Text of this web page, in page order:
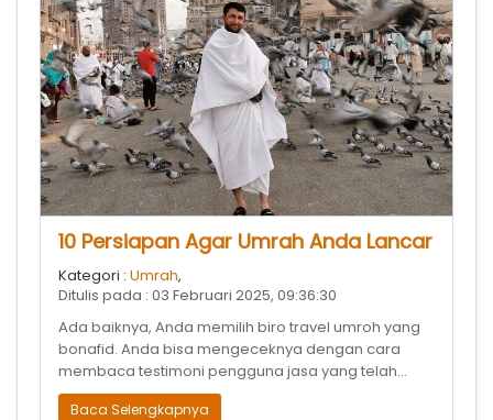
10 Persiapan Agar Umrah Anda Lancar
Kategori : Umrah,
Ditulis pada : 03 Februari 2025, 09:36:30
Ada baiknya, Anda memilih biro travel umroh yang
bonafid. Anda bisa mengeceknya dengan cara
membaca testimoni pengguna jasa yang telah
diberangkatkan, juga mengamati profil se
Baca Selengkapnya